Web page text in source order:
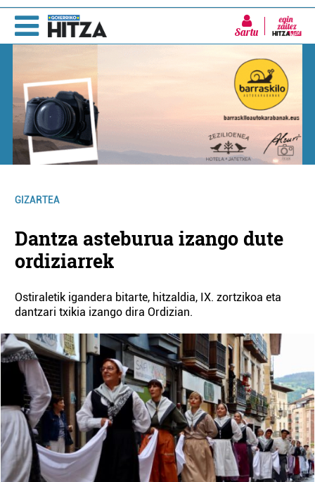
Sartu
GIZARTEA
Dantza asteburua izango dute
ordiziarrek
Ostiraletik igandera bitarte, hitzaldia, IX. zortzikoa eta
dantzari txikia izango dira Ordizian.